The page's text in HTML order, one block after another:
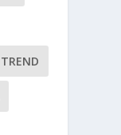
TREND